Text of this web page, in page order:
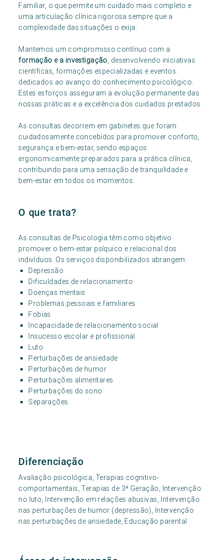
Familiar, o que permite um cuidado mais completo e
uma articulação clínica rigorosa sempre que a
complexidade das situações o exija.
Mantemos um compromisso contínuo com a
formação e a investigação, desenvolvendo iniciativas
científicas, formações especializadas e eventos
dedicados ao avanço do conhecimento psicológico.
Estes esforços asseguram a evolução permanente das
nossas práticas e a excelência dos cuidados prestados.
As consultas decorrem em gabinetes que foram
cuidadosamente concebidos para promover conforto,
segurança e bem-estar, sendo espaços
ergonomicamente preparados para a prática clínica,
contribuindo para uma sensação de tranquilidade e
bem-estar em todos os momentos.
O que trata?
As consultas de Psicologia têm como objetivo
promover o bem-estar psíquico e relacional dos
indivíduos. Os serviços disponibilizados abrangem:
Depressão
Dificuldades de relacionamento
Doenças mentais
Problemas pessoais e familiares
Fobias
Incapacidade de relacionamento social
Insucesso escolar e profissional
Luto
Perturbações de ansiedade
Perturbações de humor
Perturbações alimentares
Perturbações do sono
Separações
Diferenciação
Avaliação psicológica, Terapias cognitivo-
comportamentais, Terapias de 3ª Geração, Intervenção
no luto, Intervenção em relações abusivas, Intervenção
nas perturbações de humor (depressão), Intervenção
nas perturbações de ansiedade, Educação parental